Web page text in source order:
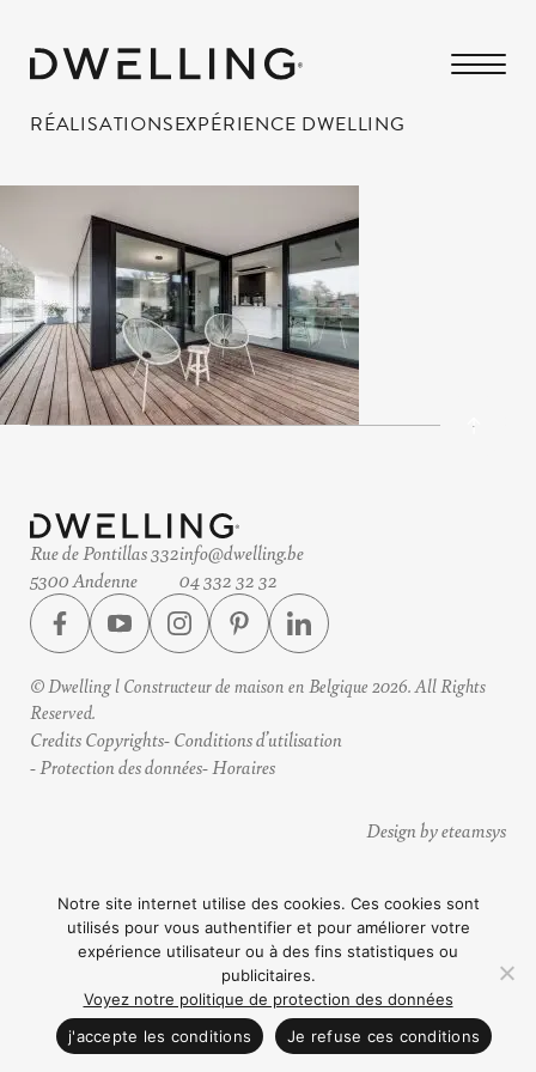
RÉALISATIONSEXPÉRIENCE DWELLING
CONTACTEZ NOUS
Rue de Pontillas 332
5300 Andenne
info@dwelling.be
04 332 32 32
© Dwelling l Constructeur de maison en Belgique 2026. All Rights
Reserved.
Credits Copyrights Conditions d’utilisation
Protection des données Horaires
Design by eteamsys
Notre site internet utilise des cookies. Ces cookies sont
utilisés pour vous authentifier et pour améliorer votre
expérience utilisateur ou à des fins statistiques ou
publicitaires.
Voyez notre politique de protection des données
j'accepte les conditions
Je refuse ces conditions